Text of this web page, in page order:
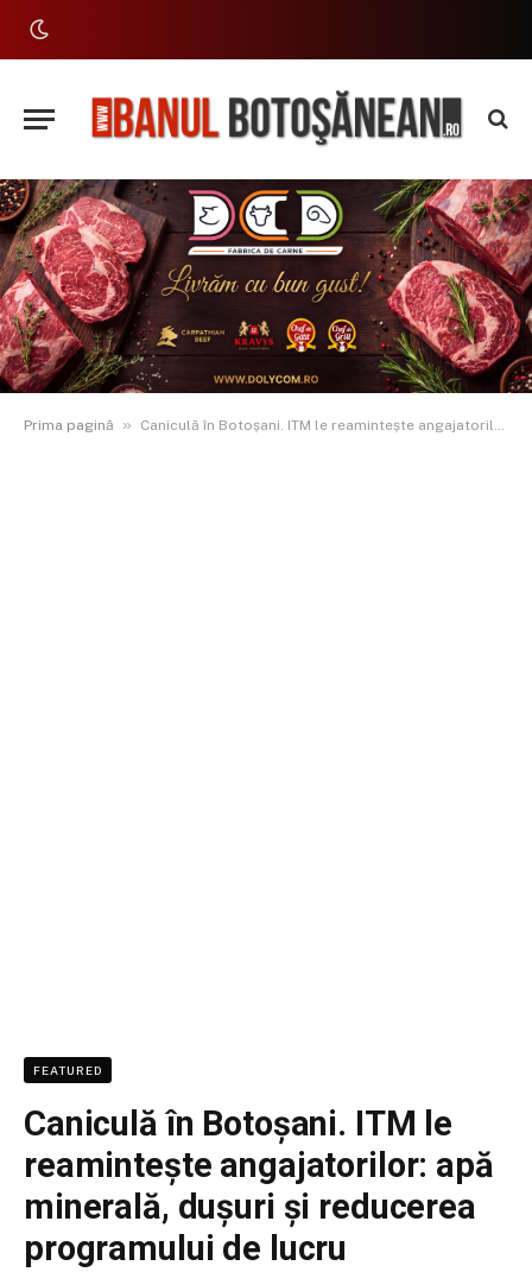
Prima pagină » Caniculă în Botoșani. ITM le reamintește angajatorilor: apă minerală, dușuri și reducerea programului de lucru
FEATURED
Caniculă în Botoșani. ITM le
reamintește angajatorilor: apă
minerală, dușuri și reducerea
programului de lucru